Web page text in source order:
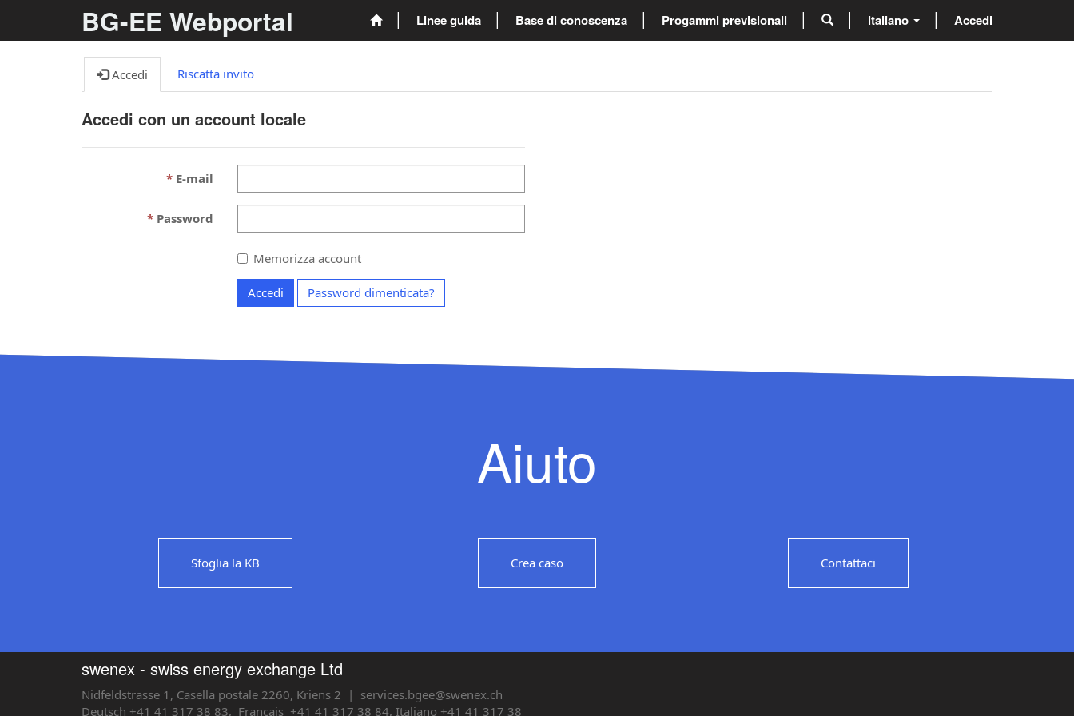
BG-EE Webportal Linee guida Base di conoscenza Progammi previsionali italiano Accedi
Accedi Riscatta invito
Accedi con un account locale
E-mail
Password
Memorizza account
Accedi Password dimenticata?
Aiuto
Sfoglia la KB Crea caso Contattaci
swenex - swiss energy exchange Ltd
Nidfeldstrasse 1, Casella postale 2260, Kriens 2 | services.bgee@swenex.ch
Deutsch +41 41 317 38 83, Français +41 41 317 38 84, Italiano +41 41 317 38